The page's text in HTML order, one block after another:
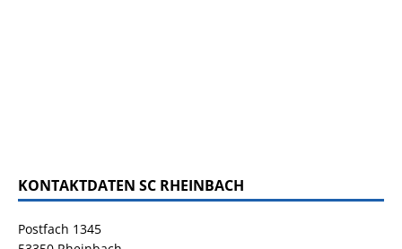
KONTAKTDATEN SC RHEINBACH
Postfach 1345